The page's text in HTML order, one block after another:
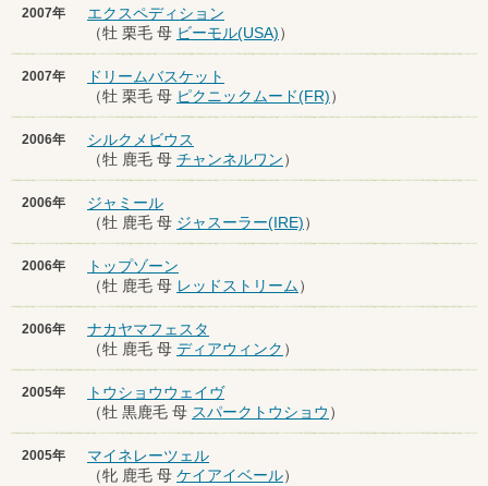
2007年
エクスペディション
（牡 栗毛 母 ビーモル(USA)）
2007年
ドリームバスケット
（牡 栗毛 母 ピクニックムード(FR)）
2006年
シルクメビウス
（牡 鹿毛 母 チャンネルワン）
2006年
ジャミール
（牡 鹿毛 母 ジャスーラー(IRE)）
2006年
トップゾーン
（牡 鹿毛 母 レッドストリーム）
2006年
ナカヤマフェスタ
（牡 鹿毛 母 ディアウィンク ）
2005年
トウショウウェイヴ
（牡 黒鹿毛 母 スパークトウショウ ）
2005年
マイネレーツェル
（牝 鹿毛 母 ケイアイベール）